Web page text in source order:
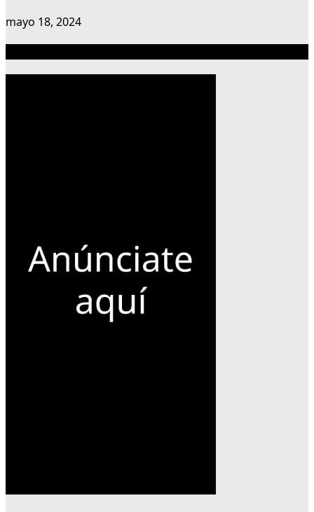
mayo 18, 2024